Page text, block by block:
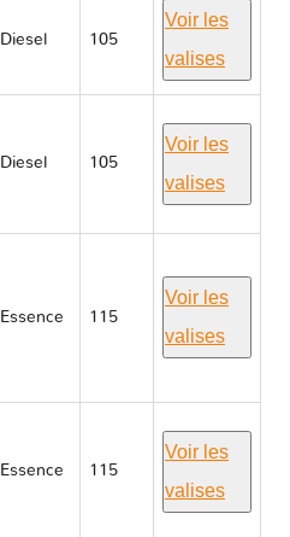
Diesel 105
Voir les
valises
Diesel 105
Voir les
valises
Essence 115
Voir les
valises
Essence 115
Voir les
valises